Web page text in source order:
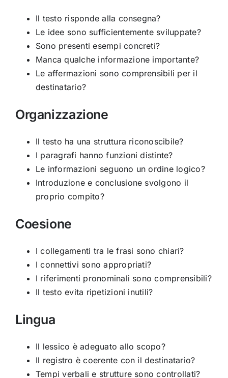
Il testo risponde alla consegna?
Le idee sono sufficientemente sviluppate?
Sono presenti esempi concreti?
Manca qualche informazione importante?
Le affermazioni sono comprensibili per il
destinatario?
Organizzazione
Il testo ha una struttura riconoscibile?
I paragrafi hanno funzioni distinte?
Le informazioni seguono un ordine logico?
Introduzione e conclusione svolgono il
proprio compito?
Coesione
I collegamenti tra le frasi sono chiari?
I connettivi sono appropriati?
I riferimenti pronominali sono comprensibili?
Il testo evita ripetizioni inutili?
Lingua
Il lessico è adeguato allo scopo?
Il registro è coerente con il destinatario?
Tempi verbali e strutture sono controllati?